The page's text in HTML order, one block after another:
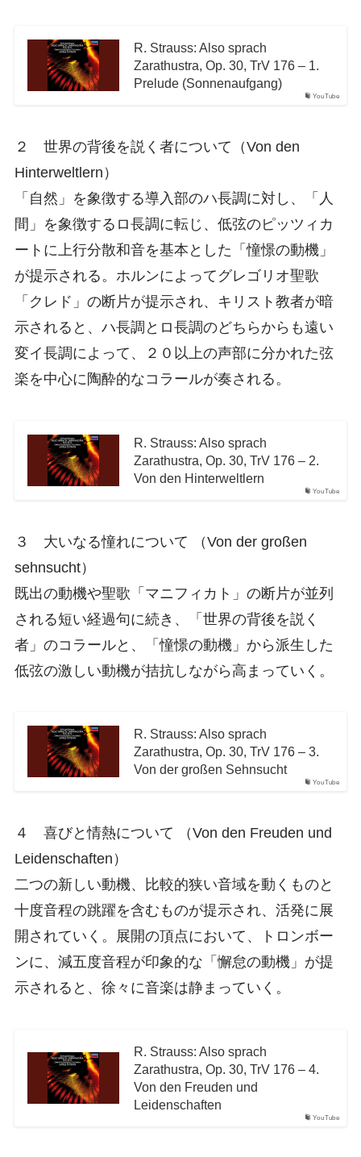
YouTube
R. Strauss: Also sprach
Zarathustra, Op. 30, TrV 176 – 1.
Prelude (Sonnenaufgang)
２ 世界の背後を説く者について（Von den
Hinterweltlern）
「自然」を象徴する導入部のハ長調に対し、「人
間」を象徴するロ長調に転じ、低弦のピッツィカ
ートに上行分散和音を基本とした「憧憬の動機」
が提示される。ホルンによってグレゴリオ聖歌
「クレド」の断片が提示され、キリスト教者が暗
示されると、ハ長調とロ長調のどちらからも遠い
変イ長調によって、２０以上の声部に分かれた弦
楽を中心に陶酔的なコラールが奏される。
YouTube
R. Strauss: Also sprach
Zarathustra, Op. 30, TrV 176 – 2.
Von den Hinterweltlern
３ 大いなる憧れについて （Von der großen
sehnsucht）
既出の動機や聖歌「マニフィカト」の断片が並列
される短い経過句に続き、「世界の背後を説く
者」のコラールと、「憧憬の動機」から派生した
低弦の激しい動機が拮抗しながら高まっていく。
YouTube
R. Strauss: Also sprach
Zarathustra, Op. 30, TrV 176 – 3.
Von der großen Sehnsucht
４ 喜びと情熱について （Von den Freuden und
Leidenschaften）
二つの新しい動機、比較的狭い音域を動くものと
十度音程の跳躍を含むものが提示され、活発に展
開されていく。展開の頂点において、トロンボー
ンに、減五度音程が印象的な「懈怠の動機」が提
示されると、徐々に音楽は静まっていく。
YouTube
R. Strauss: Also sprach
Zarathustra, Op. 30, TrV 176 – 4.
Von den Freuden und
Leidenschaften